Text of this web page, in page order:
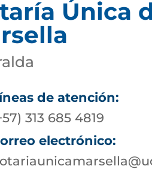
Única
de atención:
313 685 4819
electrónico: